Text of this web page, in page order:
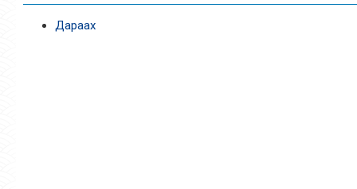
Дараах